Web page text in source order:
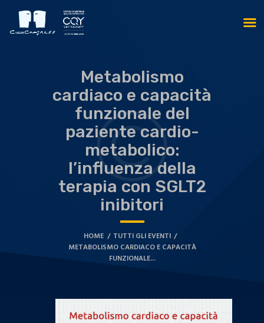
Metabolismo
cardiaco e capacità
funzionale del
paziente cardio-
metabolico:
l’influenza della
terapia con SGLT2
inibitori
HOME
TUTTI GLI EVENTI
METABOLISMO CARDIACO E CAPACITÀ
FUNZIONALE...